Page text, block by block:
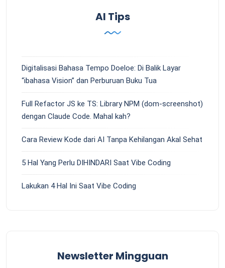
AI Tips
Digitalisasi Bahasa Tempo Doeloe: Di Balik Layar
“ibahasa Vision” dan Perburuan Buku Tua
Full Refactor JS ke TS: Library NPM (dom-screenshot)
dengan Claude Code. Mahal kah?
Cara Review Kode dari AI Tanpa Kehilangan Akal Sehat
5 Hal Yang Perlu DIHINDARI Saat Vibe Coding
Lakukan 4 Hal Ini Saat Vibe Coding
Newsletter Mingguan